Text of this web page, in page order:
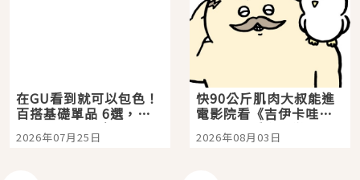
在GU看到就可以包色！
百搭基礎單品 6選，閉
眼全收也不心疼
2026年07月25日
快90公斤肌肉大叔能進
電影院看《吉伊卡哇》
嗎？日本重金屬樂團
「打首」會長與nagano
2026年08月03日